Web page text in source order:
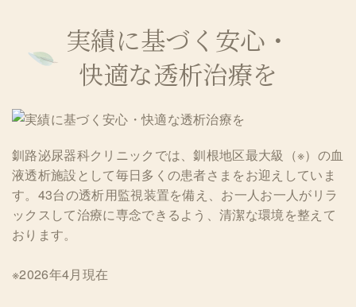
実績に基づく安心・
快適な透析治療を
釧路泌尿器科クリニックでは、釧根地区最大級（※）の血
液透析施設として毎日多くの患者さまをお迎えしていま
す。43台の透析用監視装置を備え、お一人お一人がリラ
ックスして治療に専念できるよう、清潔な環境を整えて
おります。
※2026年4月現在